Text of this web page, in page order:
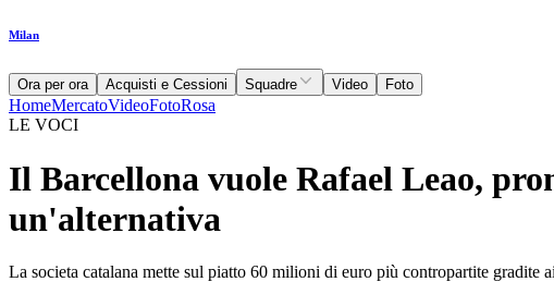
Milan
Ora per ora Acquisti e Cessioni Squadre Video Foto
HomeMercatoVideoFotoRosa
LE VOCI
Il Barcellona vuole Rafael Leao,
un'alternativa
La societa catalana mette sul piatto 60 milioni di euro più contropartite gradite